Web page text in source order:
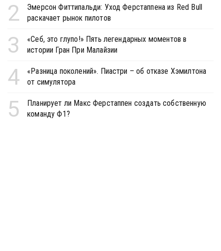
2
Эмерсон Фиттипальди: Уход Ферстаппена из Red Bull
раскачает рынок пилотов
3
«Себ, это глупо!» Пять легендарных моментов в
истории Гран При Малайзии
4
«Разница поколений». Пиастри – об отказе Хэмилтона
от симулятора
5
Планирует ли Макс Ферстаппен создать собственную
команду Ф1?